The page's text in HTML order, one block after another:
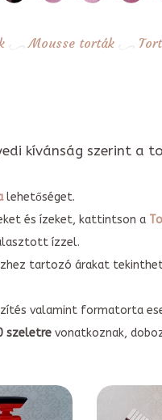
Mousse torták
kívánság szerint
lehetőséget.
és ízeket, kattintson a
ízzel.
tartozó árakat
valamint formatorta
szeletrevonatkoznak,